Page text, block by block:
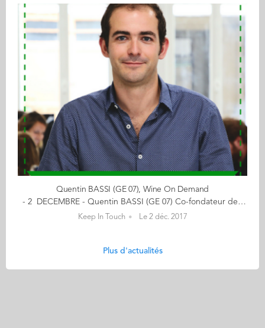
Quentin BASSI (GE 07), Wine On Demand
- 2 DECEMBRE - Quentin BASSI (GE 07) Co-fondateur de Wine On Demand Offrez-vous votre vin de Noël en cliquant ici "En 2014, j'avais l'idée d'une boîte. Wine On Demand était au début une aventure, c'est maintenant une entreprise". Ce passionné de vin, qui fête aujourd'hui même ses 10 ans de diplôme avec sa promo, nous raconte son parcours en images... << (re)découvrez l'ensemble de votre CALENDRIER DE L'AVENT ici >> Découvrez les entreprises des entrepreneurs ici...
Keep In Touch Le 2 déc. 2017
Plus d'actualités